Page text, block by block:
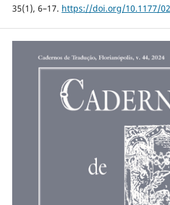
35(1), 6–17. https://doi.org/10.1177/